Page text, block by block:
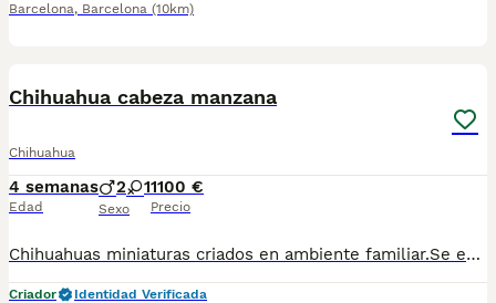
Barcelona, Barcelona (10km)
Chihuahua cabeza manzana
Chihuahua
4 semanas
Edad
2 1
Sexo
1100 €
Precio
Chihuahuas miniaturas criados en ambiente familiar.Se entregan desparasitados vacunados,Para más información escribir o llamar al 682908382
Criador
Identidad Verificada